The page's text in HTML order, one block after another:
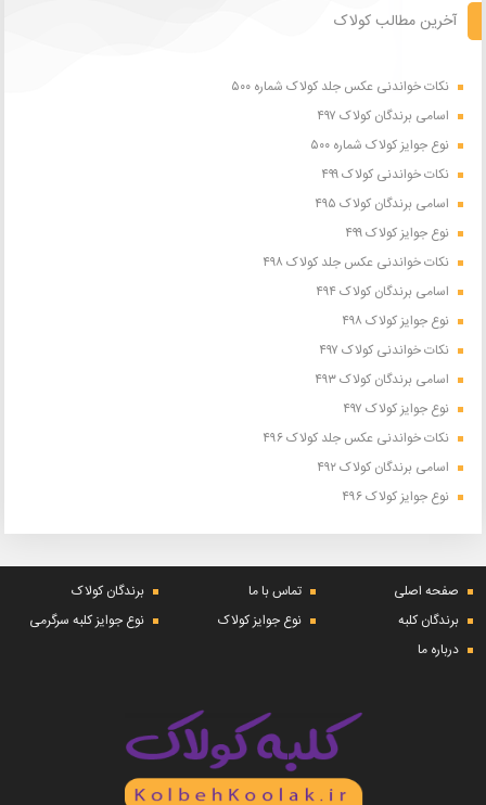
آخرین مطالب کولاک
نکات خواندنی عکس جلد کولاک شماره ۵۰۰
اسامی برندگان کولاک ۴۹۷
نوع جوایز کولاک شماره ۵۰۰
نکات خواندنی کولاک ۴۹۹
اسامی برندگان کولاک ۴۹۵
نوع جوایز کولاک ۴۹۹
نکات خواندنی عکس جلد کولاک ۴۹۸
اسامی برندگان کولاک ۴۹۴
نوع جوایز کولاک ۴۹۸
نکات خواندنی کولاک ۴۹۷
اسامی برندگان کولاک ۴۹۳
نوع جوایز کولاک ۴۹۷
نکات خواندنی عکس جلد کولاک ۴۹۶
اسامی برندگان کولاک ۴۹۲
نوع جوایز کولاک ۴۹۶
صفحه اصلی تماس با ما
برندگان کولاک
برندگان کلبه
نوع جوایز کولاک
نوع جوایز کلبه سرگرمی
درباره ما